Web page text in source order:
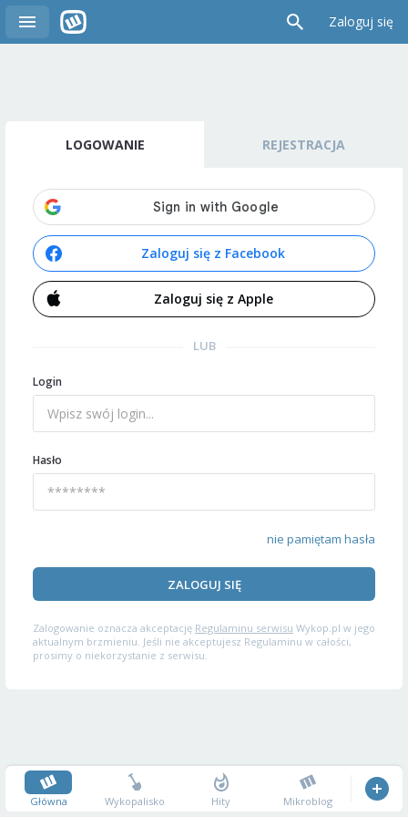
Zaloguj się
LOGOWANIE REJESTRACJA
Zaloguj się z Facebook
Zaloguj się z Apple
LUB
Login
Hasło
nie pamiętam hasła
ZALOGUJ SIĘ
Zalogowanie oznacza akceptację Regulaminu serwisu Wykop.pl w jego
aktualnym brzmieniu. Jeśli nie akceptujesz Regulaminu w całości,
prosimy o niekorzystanie z serwisu.
Główna Wykopalisko Hity Mikroblog